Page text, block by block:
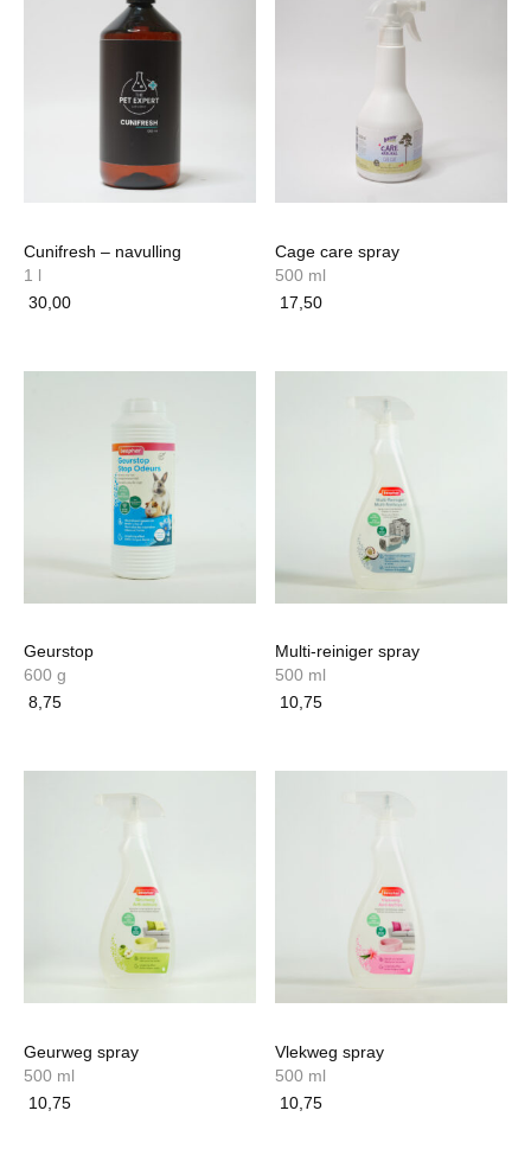
Cunifresh – navulling
1 l
30,00
Cage care spray
500 ml
17,50
Geurstop
600 g
8,75
Multi-reiniger spray
500 ml
10,75
Geurweg spray
500 ml
10,75
Vlekweg spray
500 ml
10,75